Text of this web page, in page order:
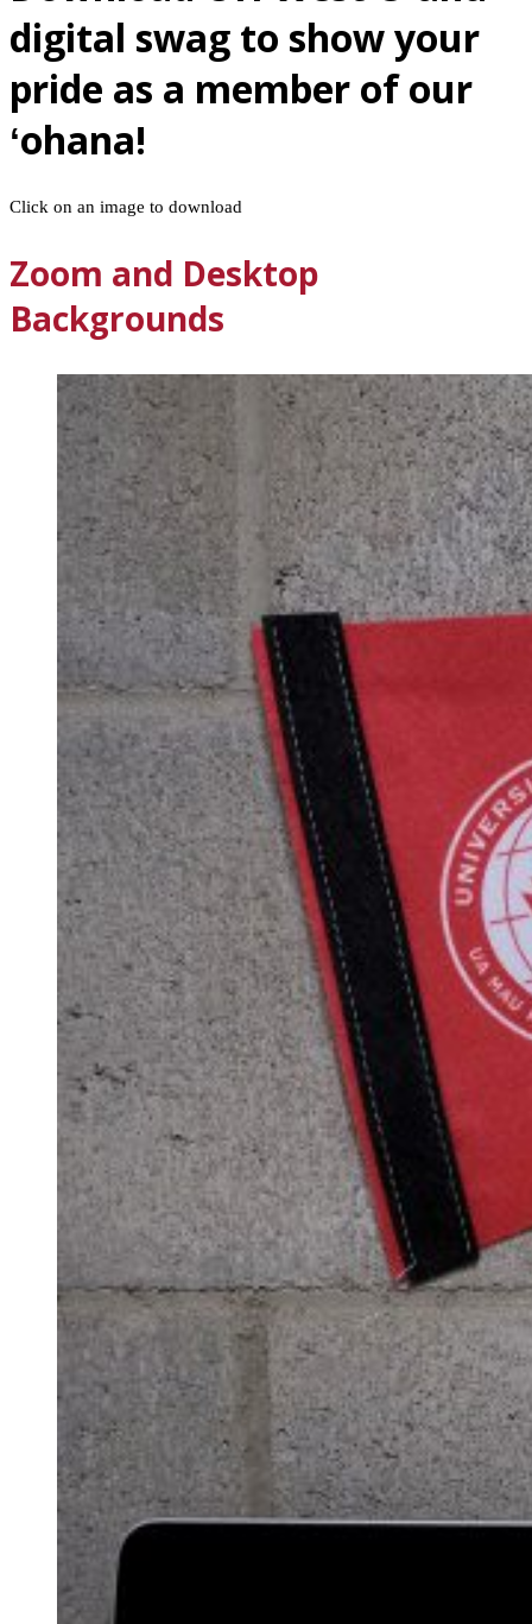
digital swag to show your
pride as a member of our
ʻohana!
Click on an image to download
Zoom and Desktop
Backgrounds